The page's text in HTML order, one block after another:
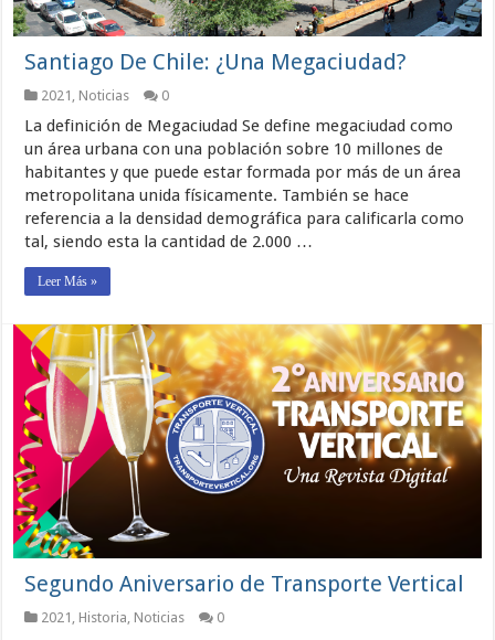
Santiago De Chile: ¿Una Megaciudad?
2021 , Noticias 0
La definición de Megaciudad Se define megaciudad como
un área urbana con una población sobre 10 millones de
habitantes y que puede estar formada por más de un área
metropolitana unida físicamente. También se hace
referencia a la densidad demográfica para calificarla como
tal, siendo esta la cantidad de 2.000 …
Leer Más »
Segundo Aniversario de Transporte Vertical
2021 Historia Noticias 0